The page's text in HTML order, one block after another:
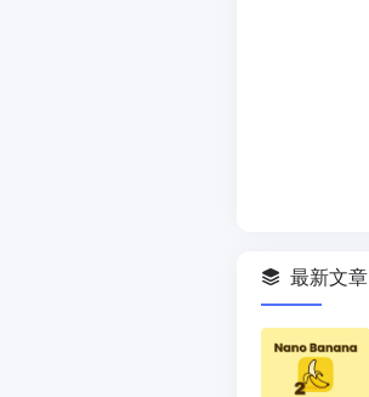
最新文章